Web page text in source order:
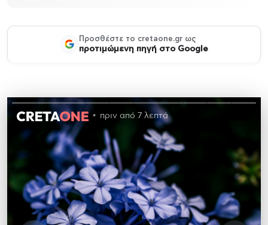
Προσθέστε το cretaone.gr ως
προτιμώμενη πηγή στο Google
πριν από 7 λεπτά